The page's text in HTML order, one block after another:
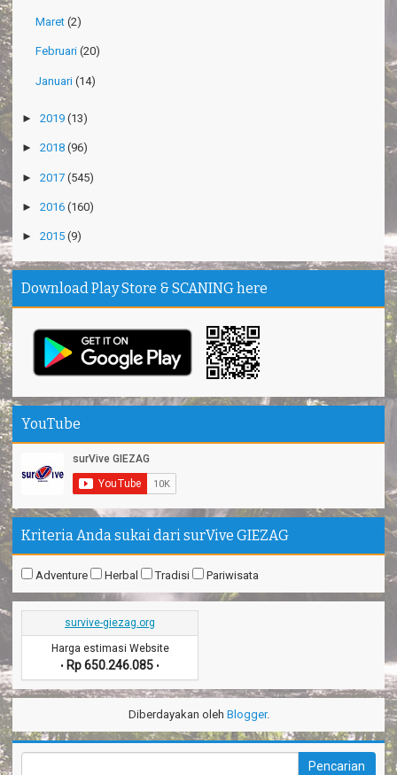
Maret (2)
Februari (20)
Januari (14)
► 2019 (13)
► 2018 (96)
► 2017 (545)
► 2016 (160)
► 2015 (9)
Download Play Store & SCANING here
YouTube
Kriteria Anda sukai dari surVive GIEZAG
Adventure Herbal Tradisi Pariwisata
survive-giezag.org
Harga estimasi Website
• Rp 650.246.085 •
Diberdayakan oleh Blogger.